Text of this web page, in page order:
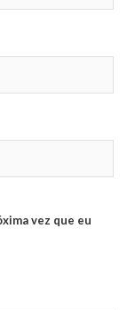
vez que eu